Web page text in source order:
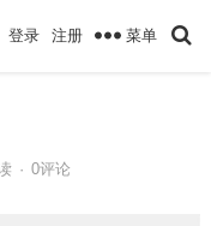
登录 注册 菜单
· 0评论